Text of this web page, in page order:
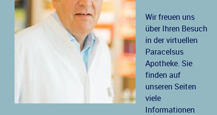
Wir freuen uns
über Ihren Besuch
in der virtuellen
Paracelsus
Apotheke. Sie
finden auf
unseren Seiten
viele
Informationen